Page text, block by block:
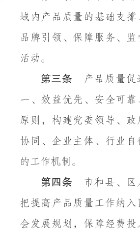
域内产品质量的基础支撑
品牌引领、保障服务、监
活动。
第三条 产品质量促
一、效益优先、安全可靠
原则，构建党委领导、政
协同、企业主体、行业自
的工作机制。
第四条 市和县、区
把提高产品质量工作纳入
会发展规划，保障经费投